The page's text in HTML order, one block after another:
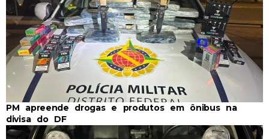
PM apreende drogas e produtos em ônibus na
divisa do DF